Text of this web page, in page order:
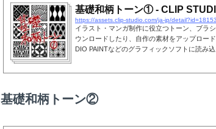
基礎和柄トーン① - CLIP
https://assets.clip-studio.com/ja-jp/
イラスト・マンガ制作に役立つトーン、ブラ
ウンロードしたり、自作の素材をアップロー
DIO PAINTなどのグラフィックソフトに読み込
基礎和柄トーン②